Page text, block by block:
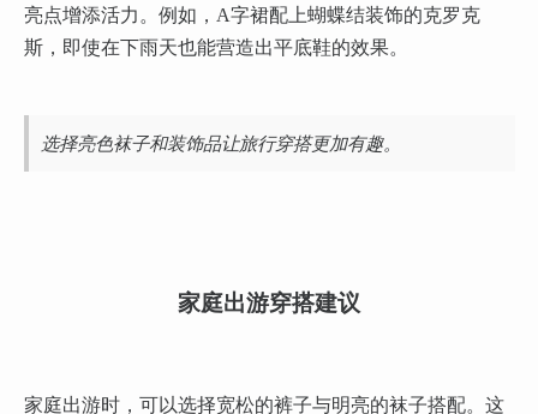
亮点增添活力。例如，A字裙配上蝴蝶结装饰的克罗克
斯，即使在下雨天也能营造出平底鞋的效果。
选择亮色袜子和装饰品让旅行穿搭更加有趣。
家庭出游穿搭建议
家庭出游时，可以选择宽松的裤子与明亮的袜子搭配。这